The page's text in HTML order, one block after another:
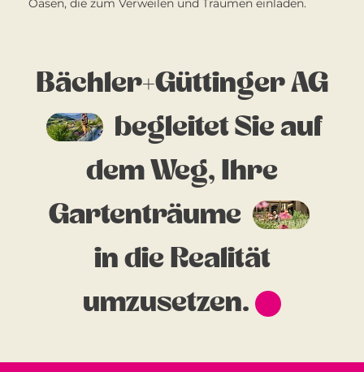
Bächler+Güttinger AG
begleitet Sie auf
dem Weg, Ihre
Gartenträume
in die Realität
umzusetzen.